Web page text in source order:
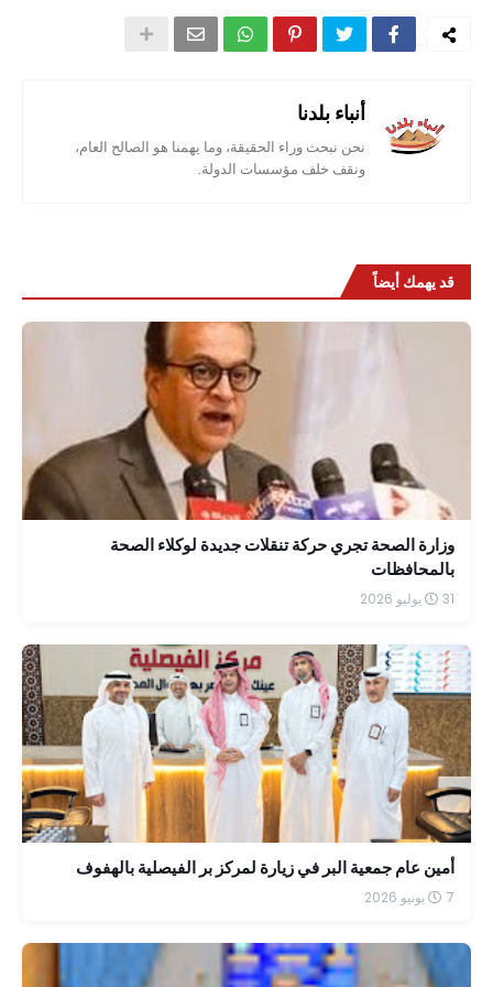
أنباء بلدنا
نحن نبحث وراء الحقيقة، وما يهمنا هو الصالح العام،
ونقف خلف مؤسسات الدولة.
قد يهمك أيضاً
وزارة الصحة تجري حركة تنقلات جديدة لوكلاء الصحة
بالمحافظات
31 يوليو 2026
أمين عام جمعية البر في زيارة لمركز بر الفيصلية بالهفوف
7 يونيو 2026